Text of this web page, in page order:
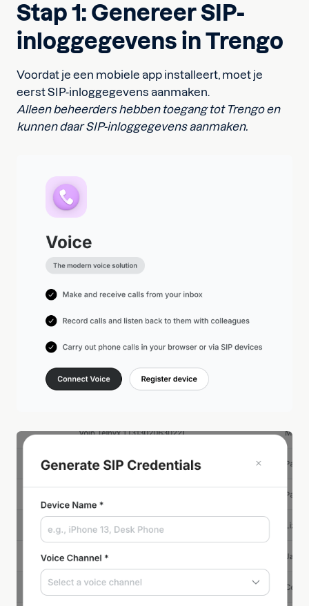
Stap 1: Genereer SIP-
inloggegevens in Trengo
Voordat je een mobiele app installeert, moet je
eerst SIP-inloggegevens aanmaken.
Alleen beheerders hebben toegang tot Trengo en
kunnen daar SIP-inloggegevens aanmaken.